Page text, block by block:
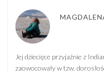
Jej dziecięce przyjaźnie z
zaowocowały w tzw.